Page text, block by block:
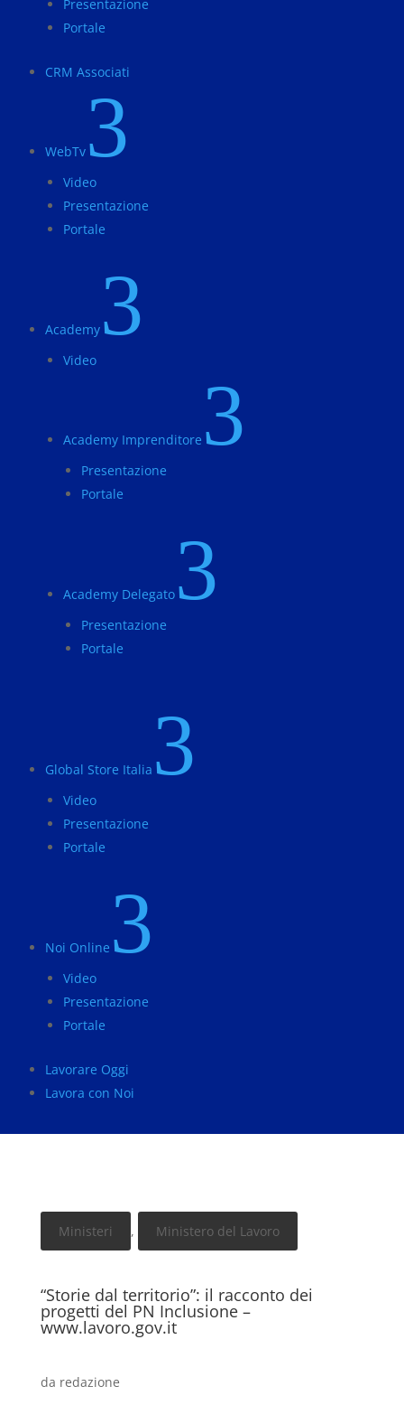
Presentazione
Portale
CRM Associati
WebTv 3
Video
Presentazione
Portale
Academy 3
Video
Academy Imprenditore 3
Presentazione
Portale
Academy Delegato 3
Presentazione
Portale
Global Store Italia 3
Video
Presentazione
Portale
Noi Online 3
Video
Presentazione
Portale
Lavorare Oggi
Lavora con Noi
Ministeri , Ministero del Lavoro
“Storie dal territorio”: il racconto dei
progetti del PN Inclusione –
www.lavoro.gov.it
da redazione